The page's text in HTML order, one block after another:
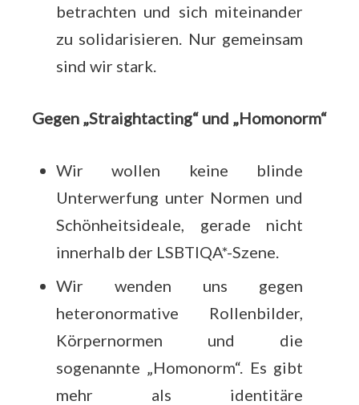
betrachten und sich miteinander
zu solidarisieren. Nur gemeinsam
sind wir stark.
Gegen „Straightacting“ und „Homonorm“
Wir wollen keine blinde
Unterwerfung unter Normen und
Schönheitsideale, gerade nicht
innerhalb der LSBTIQA*-Szene.
Wir wenden uns gegen
heteronormative Rollenbilder,
Körpernormen und die
sogenannte „Homonorm“. Es gibt
mehr als identitäre